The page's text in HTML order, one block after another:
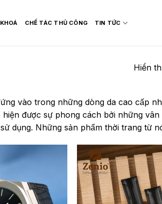
CHẾ TÁC THỦ CÔNG TIN TỨC
Hiển
vào trong những dòng da cao cấp
được sự phong cách bởi những
dụng. Những sản phẩm thời trang từ